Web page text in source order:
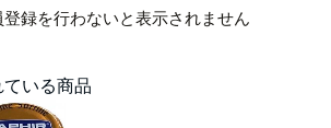
録を行わないと表示されません
いる商品